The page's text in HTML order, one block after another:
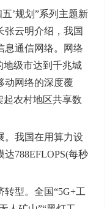
’规划”系列主题新
张云明介绍，我国
息通信网络。网络
地级市达到千兆城
动网络的深度覆
起农村地区共享数
我国在用算力设
788EFLOPS(每秒
型。全国“5G+工